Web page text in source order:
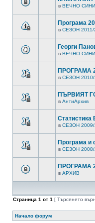
в ВЕЧНО СИНИ
Програма
в СЕЗОН 2011/
Георги
в ВЕЧНО СИНИ
ПРОГРАМА
в СЕЗОН 2010/
ПЪРВИЯТ
в АнтиАрхив
Статистика
в СЕЗОН 2009/
Програма и
в СЕЗОН
ПРОГРАМА
в АРХИВ
Страница 1 от 1 [ Търсенето
Начало форум